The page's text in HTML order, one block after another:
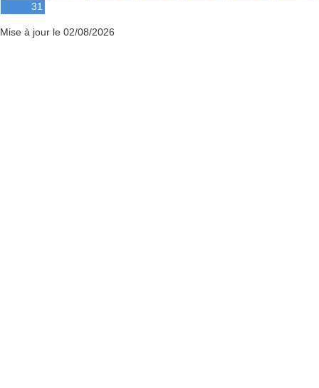
31
Mise à jour le 02/08/2026